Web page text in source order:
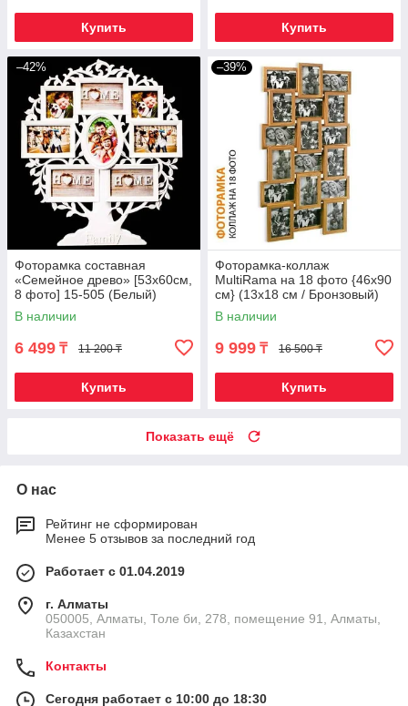
Купить Купить
–42%
Фоторамка составная
«Семейное древо» [53х60см,
8 фото] 15-505 (Белый)
В наличии
6 499 ₸ 11 200 ₸
Купить
–39%
Фоторамка-коллаж
MultiRama на 18 фото {46х90
см} (13х18 см / Бронзовый)
В наличии
9 999 ₸ 16 500 ₸
Купить
Показать ещё
О нас
Рейтинг не сформирован
Менее 5 отзывов за последний год
Работает с 01.04.2019
г. Алматы
050005, Алматы, Толе би, 278, помещение 91, Алматы,
Казахстан
Контакты
Сегодня работает с 10:00 до 18:30